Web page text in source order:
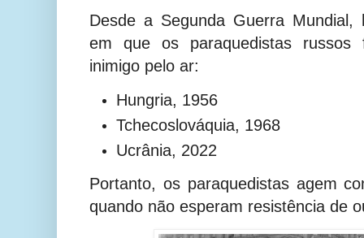
Desde a Segunda Guerra Mundial,
em que os paraquedistas russos
inimigo pelo ar:
Hungria, 1956
Tchecoslováquia, 1968
Ucrânia, 2022
Portanto, os paraquedistas agem
quando não esperam resistência de